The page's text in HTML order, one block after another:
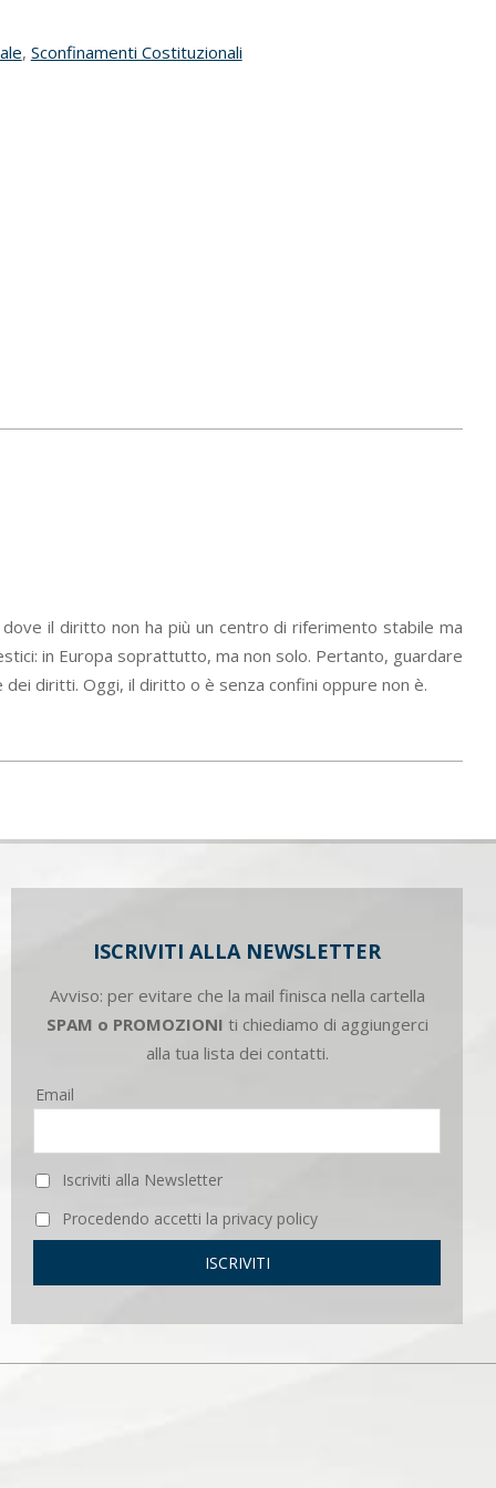
, Sconfinamenti Costituzionali
il diritto non ha più un centro di riferimento stabile ma
in Europa soprattutto, ma non solo. Pertanto, guardare
diritti. Oggi, il diritto o è senza confini oppure non è.
ISCRIVITI ALLA NEWSLETTER
Avviso: per evitare che la mail finisca nella cartella
SPAM o PROMOZIONI ti chiediamo di aggiungerci
alla tua lista dei contatti.
Email
Iscriviti alla Newsletter
Procedendo accetti la privacy policy